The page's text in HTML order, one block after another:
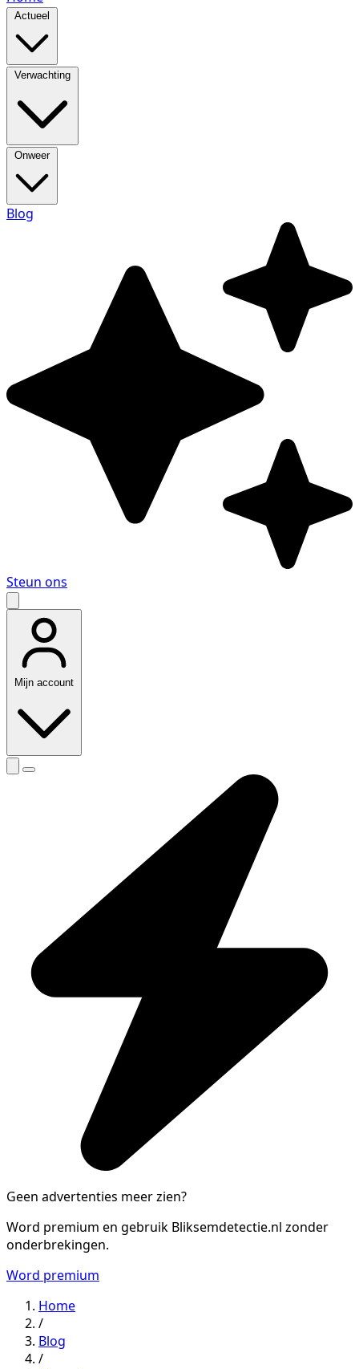
Actueel
Verwachting
Onweer
Blog
Steun ons
Mijn account
Geen advertenties meer zien?
Word premium en gebruik Bliksemdetectie.nl zonder
onderbrekingen.
Word premium
Home
/
Blog
/